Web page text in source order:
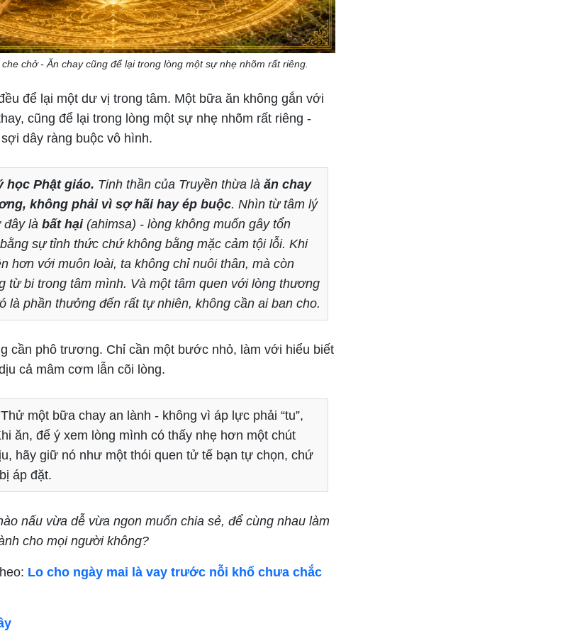
chở - Ăn chay cũng để lại trong lòng một sự nhẹ nhõm rất riêng.
để lại một dư vị trong tâm. Một bữa ăn không gắn với
cũng để lại trong lòng một sự nhẹ nhõm rất riêng -
dây ràng buộc vô hình.
học Phật giáo. Tinh thần của Truyền thừa là ăn chay
không phải vì sợ hãi hay ép buộc. Nhìn từ tâm lý
đây là bất hại(ahimsa) - lòng không muốn gây tổn
sự tỉnh thức chứ không bằng mặc cảm tội lỗi. Khi
hơn với muôn loài, ta không chỉ nuôi thân, mà còn
từ bi trong tâm mình. Và một tâm quen với lòng thương
là phần thưởng đến rất tự nhiên, không cần ai ban cho.
cần phô trương. Chỉ cần một bước nhỏ, làm với hiểu biết
cả mâm cơm lẫn cõi lòng.
Thử một bữa chay an lành - không vì áp lực phải “tu”,
ăn, để ý xem lòng mình có thấy nhẹ hơn một chút
hãy giữ nó như một thói quen tử tế bạn tự chọn, chứ
áp đặt.
nấu vừa dễ vừa ngon muốn chia sẻ, để cùng nhau làm
cho mọi người không?
Lo cho ngày mai là vay trước nỗi khổ chưa chắc